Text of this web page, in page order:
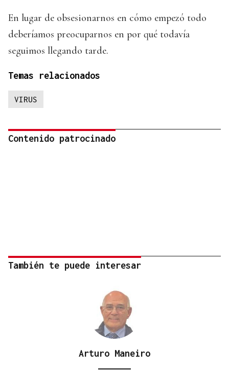
En lugar de obsesionarnos en cómo empezó todo
deberíamos preocuparnos en por qué todavía
seguimos llegando tarde.
Temas relacionados
VIRUS
Contenido patrocinado
También te puede interesar
Arturo Maneiro